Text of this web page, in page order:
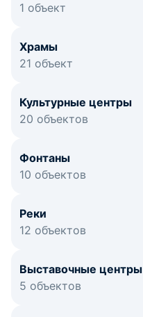
1 объект
Храмы
21 объект
Культурные центры
20 объектов
Фонтаны
10 объектов
Реки
12 объектов
Выставочные центры
5 объектов